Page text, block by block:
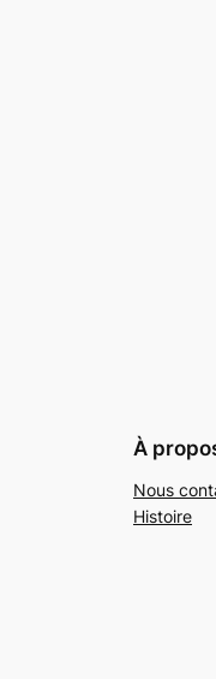
À
Nous
Histoire